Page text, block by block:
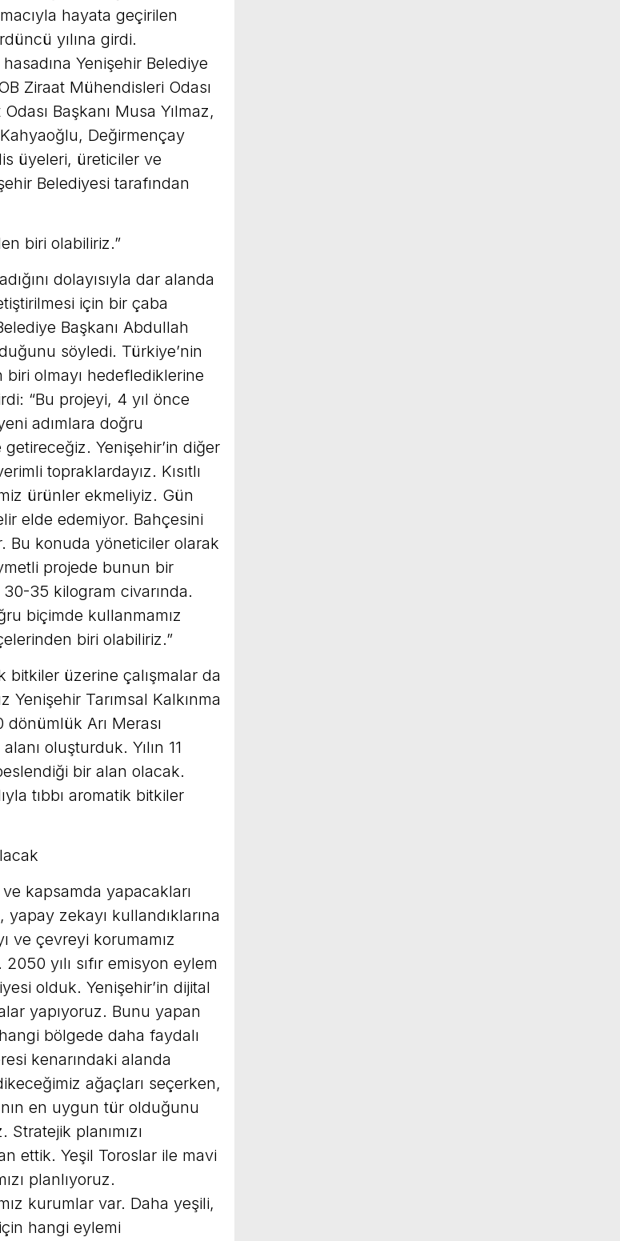
hayata geçirilen
yılına girdi.
Yenişehir Belediye
Ziraat Mühendisleri Odası
Başkanı Musa Yılmaz,
Değirmençay
üyeleri, üreticiler ve
Belediyesi tarafından
biri olabiliriz.”
dolayısıyla dar alanda
için bir çaba
Başkanı Abdullah
söyledi. Türkiye’nin
biri olmayı hedeflediklerine
“Bu projeyi, 4 yıl önce
adımlara doğru
Yenişehir’in diğer
topraklardayız. Kısıtlı
ürünler ekmeliyiz. Gün
elde edemiyor. Bahçesini
Bu konuda yöneticiler olarak
projede bunun bir
35 kilogram civarında.
biçimde kullanmamız
biri olabiliriz.”
bitkiler üzerine çalışmalar da
Yenişehir Tarımsal Kalkınma
dönümlük Arı Merası
oluşturduk. Yılın 11
bir alan olacak.
tıbbı aromatik bitkiler
ve kapsamda yapacakları
zekayı kullandıklarına
ve çevreyi korumamız
yılı sıfır emisyon eylem
olduk. Yenişehir’in dijital
yapıyoruz. Bunu yapan
bölgede daha faydalı
kenarındaki alanda
ağaçları seçerken,
en uygun tür olduğunu
planımızı
ettik. Yeşil Toroslar ile mavi
planlıyoruz.
kurumlar var. Daha yeşili,
hangi eylemi